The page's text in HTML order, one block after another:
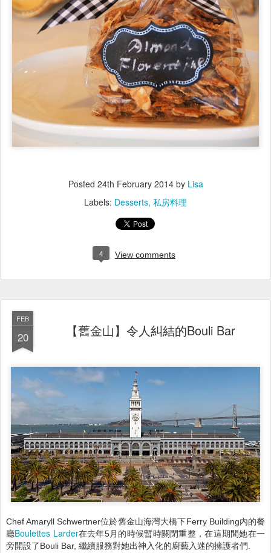
Posted 24th February 2014by Lisa
Labels: Desserts 私房料理
4 View comments
FEB
20 【舊金山】令人糾結的Bouli Bar
Chef Amaryll Schwertner位於舊金山海灣大橋下Ferry Building內的餐
廳Boulettes Larder在去年5月的時候暫時關閉重整，在這期間她在一
旁開設了Bouli Bar, 繼續服務對她出神入化的廚藝入迷的擁護者們.